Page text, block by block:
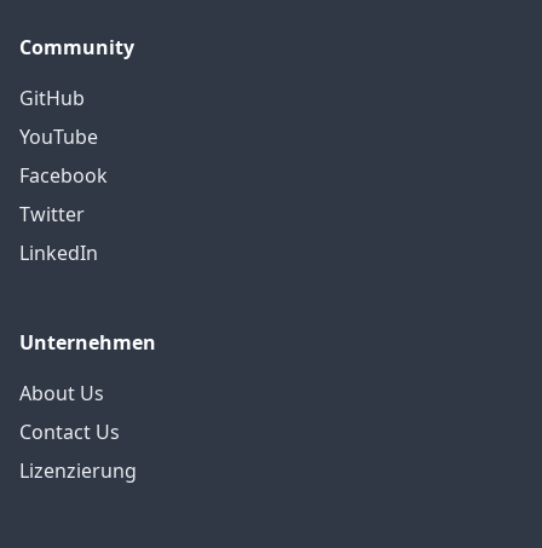
Community
GitHub
YouTube
Facebook
Twitter
LinkedIn
Unternehmen
About Us
Contact Us
Lizenzierung